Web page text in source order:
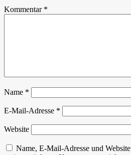
Kommentar *
Name *
E-Mail-Adresse *
Website
Name, E-Mail-Adresse und